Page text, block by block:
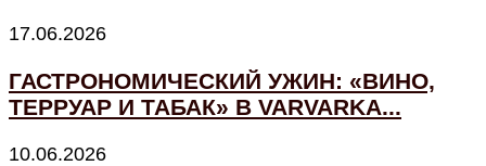
17.06.2026
ГАСТРОНОМИЧЕСКИЙ УЖИН: «ВИНО,
ТЕРРУАР И ТАБАК» В VARVARKA...
10.06.2026